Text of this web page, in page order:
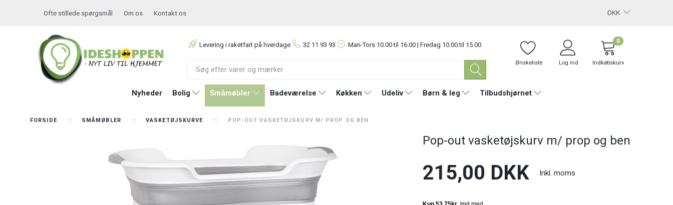
DKK
Ofte stillede spørgsmål Om os Kontakt os
Levering i raketfart på hverdage 32 11 93 93 Man-Tors 10.00 til 16.00 | Fredag 10.00 til 15.00
Ønskeliste Log ind Indkøbskurv
0
Nyheder Bolig Småmøbler Badeværelse Køkken Udeliv Børn & leg Tilbudshjørnet
FORSIDE SMÅMØBLER VASKETØJSKURVE POP-OUT VASKETØJSKURV M/ PROP OG BEN
Pop-out vasketøjskurv m/ prop og ben
215,00 DKK Inkl. moms